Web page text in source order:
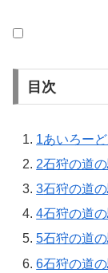
目次
1あいろー
2石狩の道
3石狩の道
4石狩の道
5石狩の道
6石狩の道